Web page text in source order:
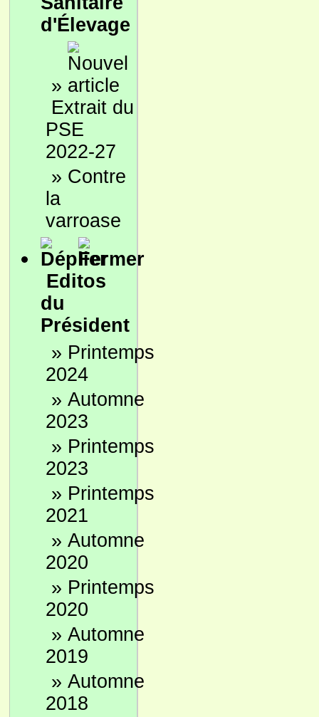
d'Élevage
»
Extrait du
PSE
2022-27
» Contre
la
varroase
Editos
du
Président
» Printemps
2024
» Automne
2023
» Printemps
2023
» Printemps
2021
» Automne
2020
» Printemps
2020
» Automne
2019
» Automne
2018